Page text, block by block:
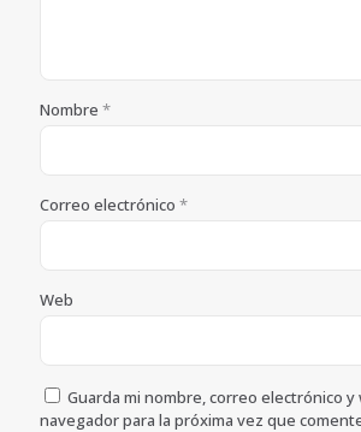
Nombre *
Correo electrónico *
Web
Guarda mi nombre, correo electrónico
navegador para la próxima vez que